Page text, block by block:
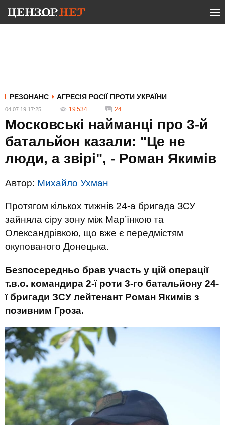
РЕЗОНАНС АГРЕСІЯ РОСІЇ ПРОТИ УКРАЇНИ
04.07.19 17:25 19 534 24
Московські найманці про 3-й
батальйон казали: "Це не
люди, а звірі", - Роман Якимів
Автор: Михайло Ухман
Протягом кількох тижнів 24-а бригада ЗСУ
зайняла сіру зону між Мар’їнкою та
Олександрівкою, що вже є передмістям
окупованого Донецька.
Безпосередньо брав участь у цій операції
т.в.о. командира 2-ї роти 3-го батальйону 24-
ї бригади ЗСУ лейтенант Роман Якимів з
позивним Гроза.